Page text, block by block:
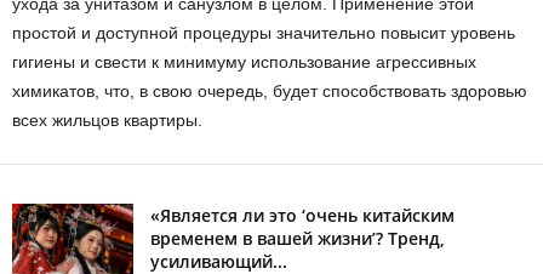
простой и доступной процедуры значительно повысит уровень
гигиены и свести к минимуму использование агрессивных
химикатов, что, в свою очередь, будет способствовать здоровью
всех жильцов квартиры.
«Является ли это ‘очень китайским
временем в вашей жизни’? Тренд,
усиливающий...